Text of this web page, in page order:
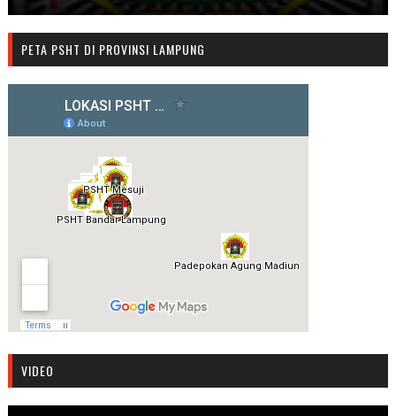
PETA PSHT DI PROVINSI LAMPUNG
VIDEO